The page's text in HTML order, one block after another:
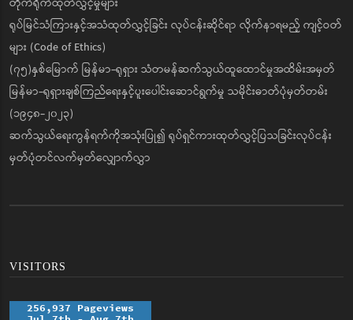
ရုပ်မြင်သံကြားနှင့်အသံထုတ်လွှင့်ခြင်း လုပ်ငန်းဆိုင်ရာ လိုက်နာရမည့် ကျင့်ဝတ်
များ (Code of Ethics)
(၇၅)နှစ်မြောက် မြန်မာ-ရုရှား သံတမန်ဆက်သွယ်ထူထောင်မှုအထိမ်းအမှတ်
မြန်မာ-ရုရှားချစ်ကြည်ရေးနှင့်ပူးပေါင်းဆောင်ရွက်မှု သမိုင်းဓာတ်ပုံမှတ်တမ်း
(၁၉၄၈-၂၀၂၃)
ဆက်သွယ်ရေးကွန်ရက်ကိုအသုံးပြု၍ ရုပ်ရှင်ကားထုတ်လွှင့်ပြသခြင်းလုပ်ငန်း
မှတ်ပုံတင်လက်မှတ်လျှောက်လွှာ
VISITORS